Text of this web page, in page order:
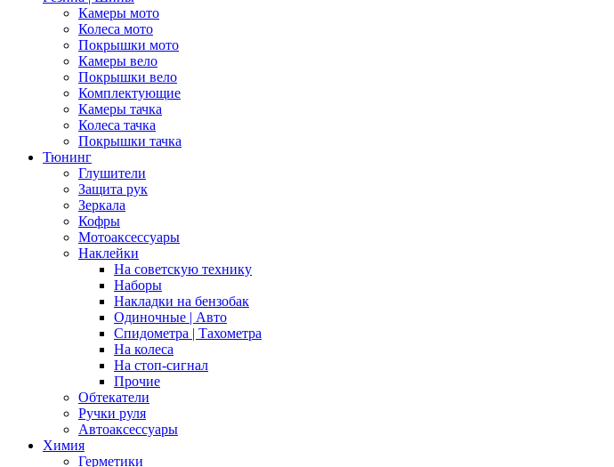
Камеры мото
Колеса мото
Покрышки мото
Камеры вело
Покрышки вело
Комплектующие
Камеры тачка
Колеса тачка
Покрышки тачка
Тюнинг
Глушители
Защита рук
Зеркала
Кофры
Мотоаксессуары
Наклейки
На советскую технику
Наборы
Накладки на бензобак
Одиночные | Авто
Спидометра | Тахометра
На колеса
На стоп-сигнал
Прочие
Обтекатели
Ручки руля
Автоаксессуары
Химия
Герметики